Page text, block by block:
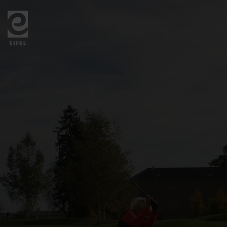
Zurück
zur
Startseite